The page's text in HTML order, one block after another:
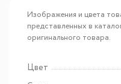
Изображения и цвета
представленных в
оригинального товара.
Цвет